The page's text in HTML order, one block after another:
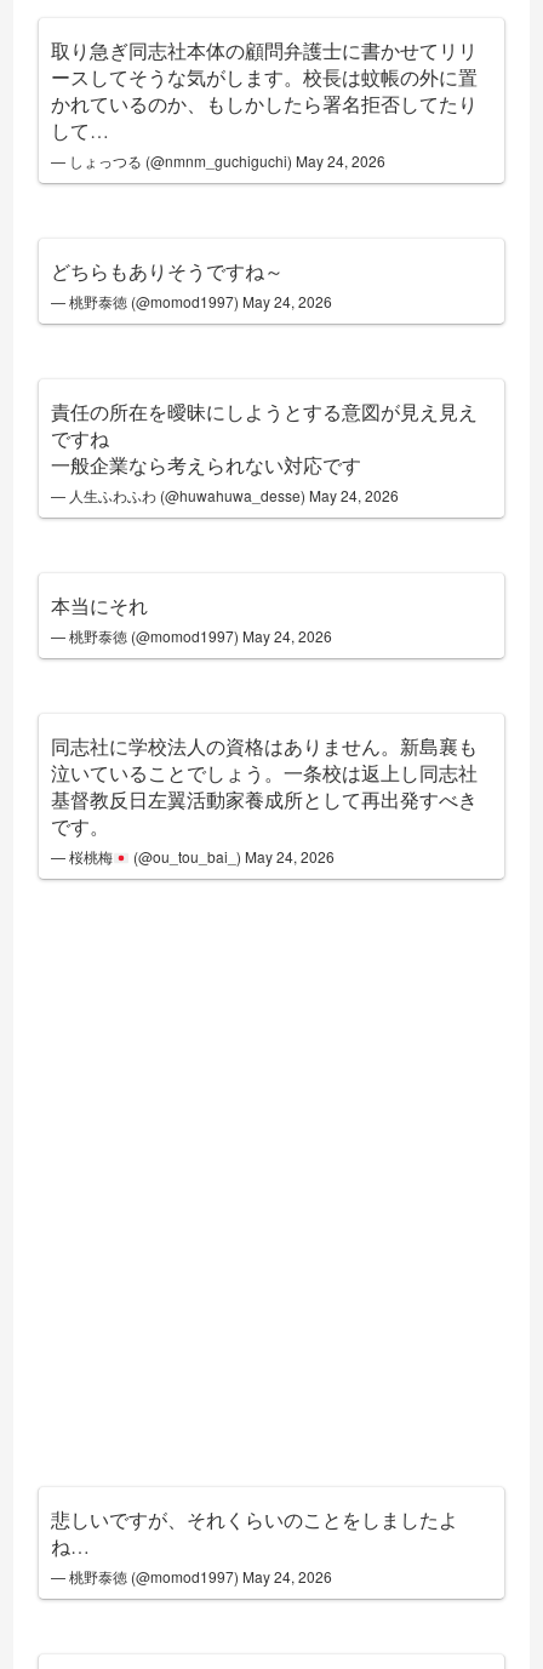
取り急ぎ同志社本体の顧問弁護士に書かせてリリ
ースしてそうな気がします。校長は蚊帳の外に置
かれているのか、もしかしたら署名拒否してたり
して…
— しょっつる (@nmnm_guchiguchi) May 24, 2026
どちらもありそうですね～
— 桃野泰徳 (@momod1997) May 24, 2026
責任の所在を曖昧にしようとする意図が見え見え
ですね
一般企業なら考えられない対応です
— 人生ふわふわ (@huwahuwa_desse) May 24, 2026
本当にそれ
— 桃野泰徳 (@momod1997) May 24, 2026
同志社に学校法人の資格はありません。新島襄も
泣いていることでしょう。一条校は返上し同志社
基督教反日左翼活動家養成所として再出発すべき
です。
— 桜桃梅 (@ou_tou_bai_) May 24, 2026
悲しいですが、それくらいのことをしましたよ
ね…
— 桃野泰徳 (@momod1997) May 24, 2026